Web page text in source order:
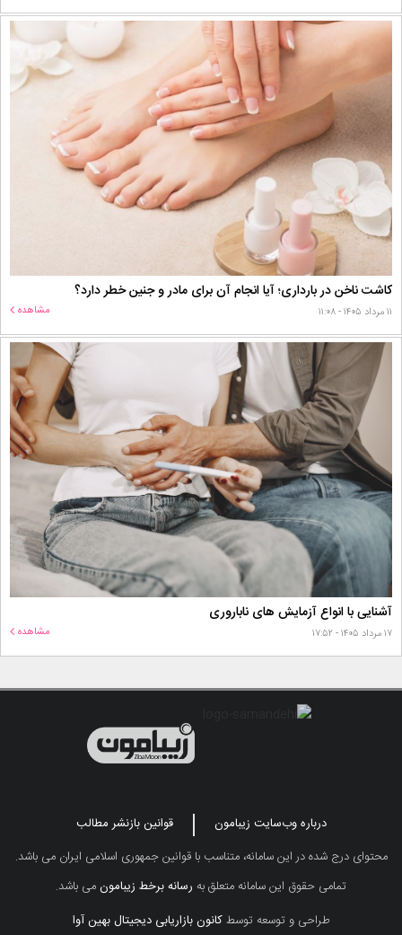
کاشت ناخن در بارداری؛ آیا انجام آن برای مادر و جنین خطر دارد؟
۱۱ مرداد ۱۴۰۵ - ۱۱:۰۸ مشاهده
آشنایی با انواع آزمایش های ناباروری
۱۷ مرداد ۱۴۰۵ - ۱۷:۵۲ مشاهده
درباره وب‌سایت زیبامون
قوانین بازنشر مطالب
محتوای درج شده در این سامانه، متناسب با قوانین جمهوری اسلامی ایران می باشد.
تمامی حقوق این سامانه متعلق به رسانه برخط زیبامونمی باشد.
طراحی و توسعه توسطکانون بازاریابی دیجیتال بهین آوا